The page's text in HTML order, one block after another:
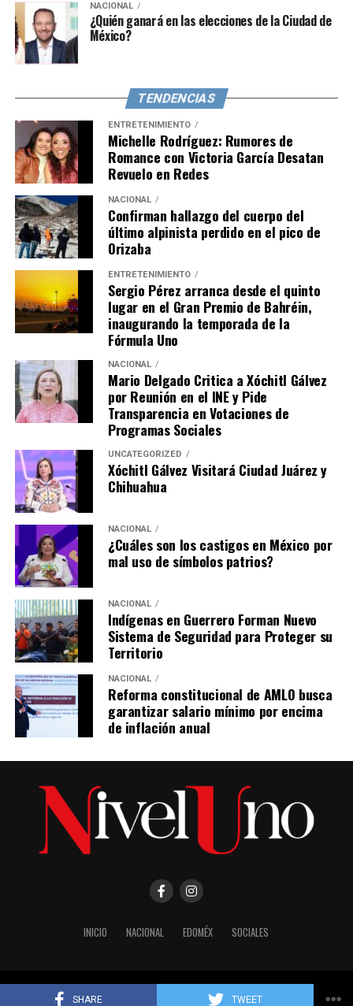
SHARE TWEET
NACIONAL
¿Quién ganará en las elecciones de la Ciudad de
México?
TENDENCIAS
ENTRETENIMIENTO
Michelle Rodríguez: Rumores de
Romance con Victoria García Desatan
Revuelo en Redes
NACIONAL
Confirman hallazgo del cuerpo del
último alpinista perdido en el pico de
Orizaba
ENTRETENIMIENTO
Sergio Pérez arranca desde el quinto
lugar en el Gran Premio de Bahréin,
inaugurando la temporada de la
Fórmula Uno
NACIONAL
Mario Delgado Critica a Xóchitl Gálvez
por Reunión en el INE y Pide
Transparencia en Votaciones de
Programas Sociales
UNCATEGORIZED
Xóchitl Gálvez Visitará Ciudad Juárez y
Chihuahua
NACIONAL
¿Cuáles son los castigos en México por
mal uso de símbolos patrios?
NACIONAL
Indígenas en Guerrero Forman Nuevo
Sistema de Seguridad para Proteger su
Territorio
NACIONAL
Reforma constitucional de AMLO busca
garantizar salario mínimo por encima
de inflación anual
INICIO NACIONAL EDOMÉX SOCIALES
Copyright © 2024 Grama Studio SA de CV. www.gramastudio.com.mx